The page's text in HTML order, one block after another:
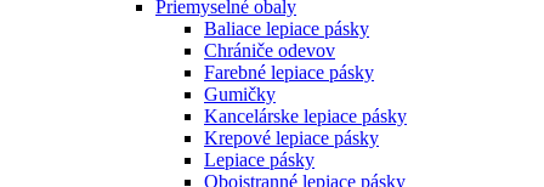
Priemyselné obaly
Baliace lepiace pásky
Chrániče odevov
Farebné lepiace pásky
Gumičky
Kancelárske lepiace pásky
Krepové lepiace pásky
Lepiace pásky
Obojstranné lepiace pásky